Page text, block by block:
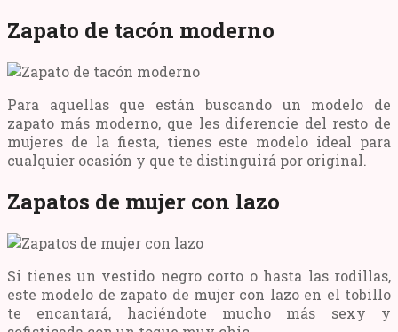
Zapato de tacón moderno
Para aquellas que están buscando un modelo de
zapato más moderno, que les diferencie del resto de
mujeres de la fiesta, tienes este modelo ideal para
cualquier ocasión y que te distinguirá por original.
Zapatos de mujer con lazo
Si tienes un vestido negro corto o hasta las rodillas,
este modelo de zapato de mujer con lazo en el tobillo
te encantará, haciéndote mucho más sexy y